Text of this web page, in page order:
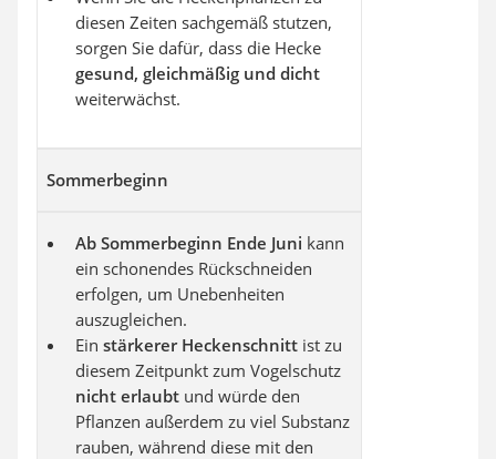
diesen Zeiten sachgemäß stutzen,
sorgen Sie dafür, dass die Hecke
gesund, gleichmäßig und dicht
weiterwächst.
Sommerbeginn
Ab Sommerbeginn Ende Juni kann
ein schonendes Rückschneiden
erfolgen, um Unebenheiten
auszugleichen.
Ein stärkerer Heckenschnitt ist zu
diesem Zeitpunkt zum Vogelschutz
nicht erlaubt und würde den
Pflanzen außerdem zu viel Substanz
rauben, während diese mit den